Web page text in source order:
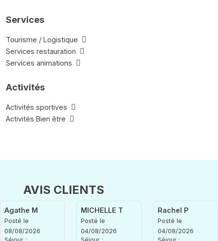
Services
Tourisme / Logistique
Services restauration
Services animations
Activités
Activités sportives
Activités Bien être
AVIS CLIENTS
Agathe M
Posté le
08/08/2026
MICHELLE T
Posté le
04/08/2026
Rachel P
Posté le
04/08/2026